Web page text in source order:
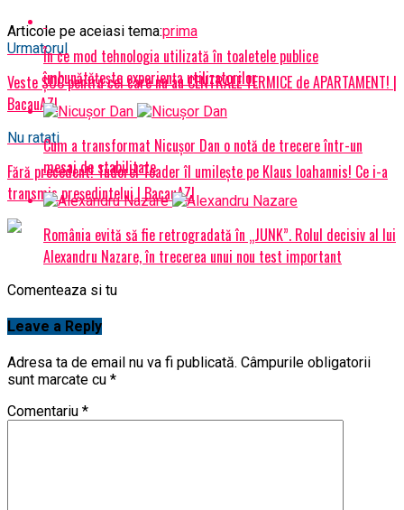
Articole pe aceiasi tema:prima
Urmatorul
Veste ȘOC pentru cei care nu au CENTRALE TERMICE de APARTAMENT! |
BacauAZI
Nu ratati
Fără precedent! Tudorel Toader îl umilește pe Klaus Ioahannis! Ce i-a
transmis președintelui | BacauAZI
În ce mod tehnologia utilizată în toaletele publice
îmbunătățește experiența utilizatorilor
Cum a transformat Nicușor Dan o notă de trecere într-un
mesaj de stabilitate
România evită să fie retrogradată în „JUNK”. Rolul decisiv al lui
Alexandru Nazare, în trecerea unui nou test important
Comenteaza si tu
Leave a Reply
Adresa ta de email nu va fi publicată. Câmpurile obligatorii
sunt marcate cu *
Comentariu *